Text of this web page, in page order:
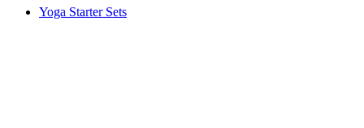
Yoga Starter Sets